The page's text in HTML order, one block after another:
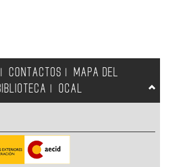
CONTACTOS
MAPA DEL
OCAL